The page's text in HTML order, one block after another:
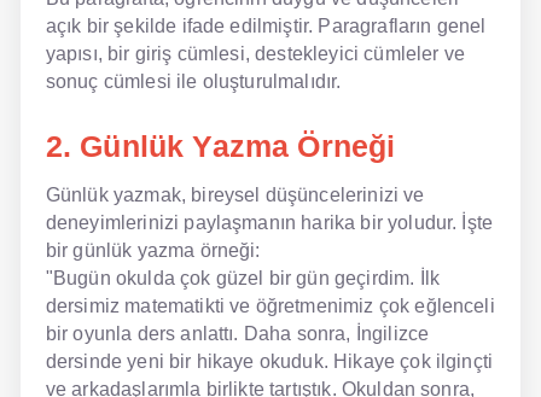
açık bir şekilde ifade edilmiştir. Paragrafların genel
yapısı, bir giriş cümlesi, destekleyici cümleler ve
sonuç cümlesi ile oluşturulmalıdır.
2. Günlük Yazma Örneği
Günlük yazmak, bireysel düşüncelerinizi ve
deneyimlerinizi paylaşmanın harika bir yoludur. İşte
bir günlük yazma örneği:
"Bugün okulda çok güzel bir gün geçirdim. İlk
dersimiz matematikti ve öğretmenimiz çok eğlenceli
bir oyunla ders anlattı. Daha sonra, İngilizce
dersinde yeni bir hikaye okuduk. Hikaye çok ilginçti
ve arkadaşlarımla birlikte tartıştık. Okuldan sonra,